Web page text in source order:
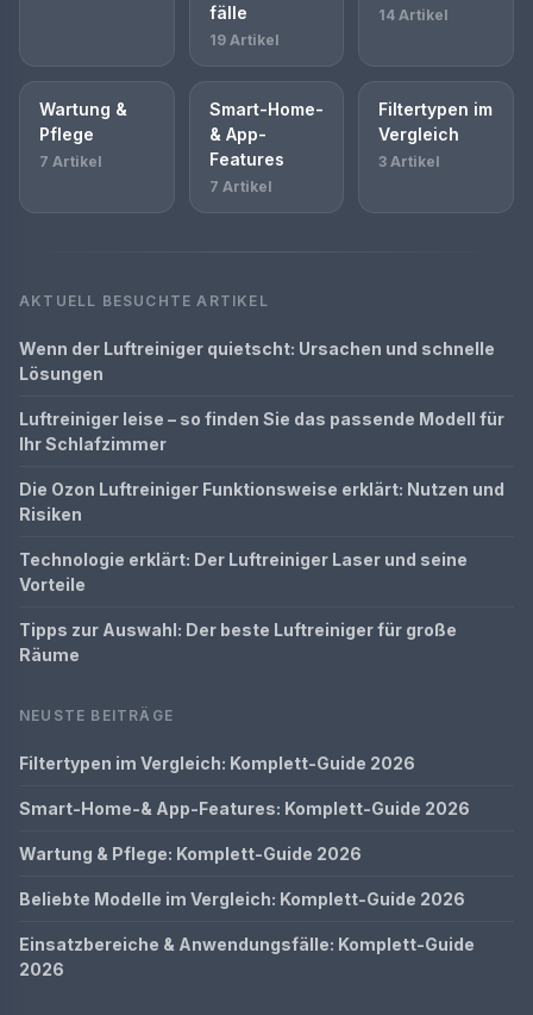
fälle
19 Artikel
14 Artikel
Wartung &
Pflege
7 Artikel
Smart-Home-
& App-
Features
7 Artikel
Filtertypen im
Vergleich
3 Artikel
AKTUELL BESUCHTE ARTIKEL
Wenn der Luftreiniger quietscht: Ursachen und schnelle
Lösungen
Luftreiniger leise – so finden Sie das passende Modell für
Ihr Schlafzimmer
Die Ozon Luftreiniger Funktionsweise erklärt: Nutzen und
Risiken
Technologie erklärt: Der Luftreiniger Laser und seine
Vorteile
Tipps zur Auswahl: Der beste Luftreiniger für große
Räume
NEUSTE BEITRÄGE
Filtertypen im Vergleich: Komplett-Guide 2026
Smart-Home-& App-Features: Komplett-Guide 2026
Wartung & Pflege: Komplett-Guide 2026
Beliebte Modelle im Vergleich: Komplett-Guide 2026
Einsatzbereiche & Anwendungsfälle: Komplett-Guide
2026